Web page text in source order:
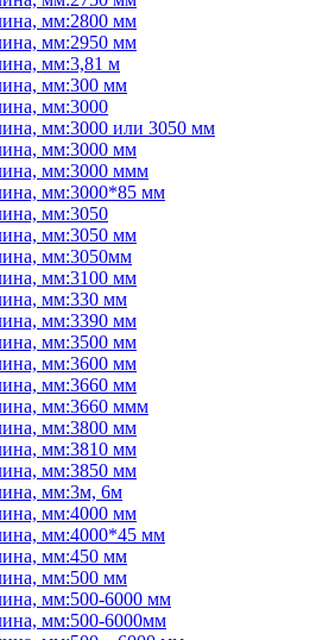
мм:2800 мм
мм:2950 мм
мм:3,81 м
мм:300 мм
мм:3000
мм:3000 или 3050 мм
мм:3000 мм
мм:3000 ммм
мм:3000*85 мм
мм:3050
мм:3050 мм
мм:3050мм
мм:3100 мм
мм:330 мм
мм:3390 мм
мм:3500 мм
мм:3600 мм
мм:3660 мм
мм:3660 ммм
мм:3800 мм
мм:3810 мм
мм:3850 мм
мм:3м, 6м
мм:4000 мм
мм:4000*45 мм
мм:450 мм
мм:500 мм
мм:500-6000 мм
мм:500-6000мм